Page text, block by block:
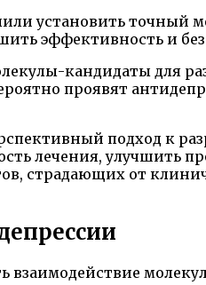
установить точный
эффективность и
кандидаты для
проявят
подход к
лечения, улучшить
страдающих от